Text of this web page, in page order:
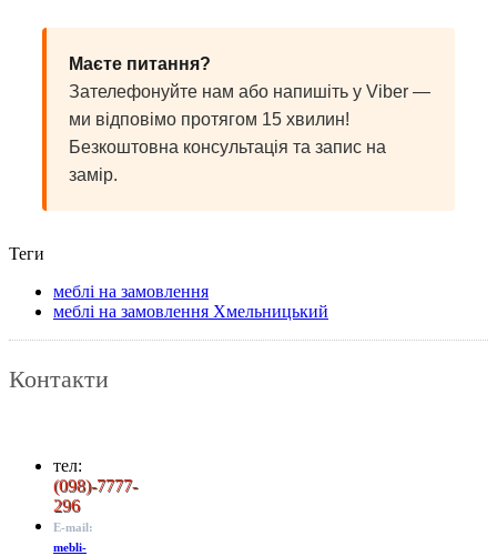
Маєте питання?
Зателефонуйте нам або напишіть у Viber —
ми відповімо протягом 15 хвилин!
Безкоштовна консультація та запис на
замір.
Теги
меблі на замовлення
меблі на замовлення Хмельницький
Контакти
тел:
(098)-7777-
296
E-mail:
mebli-